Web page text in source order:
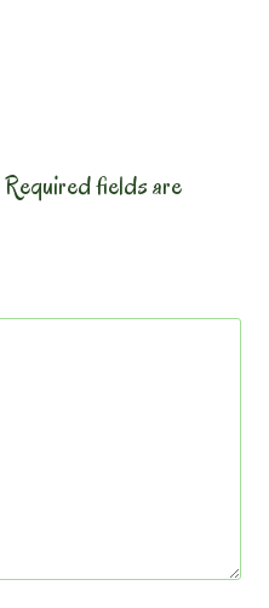
Required fields are